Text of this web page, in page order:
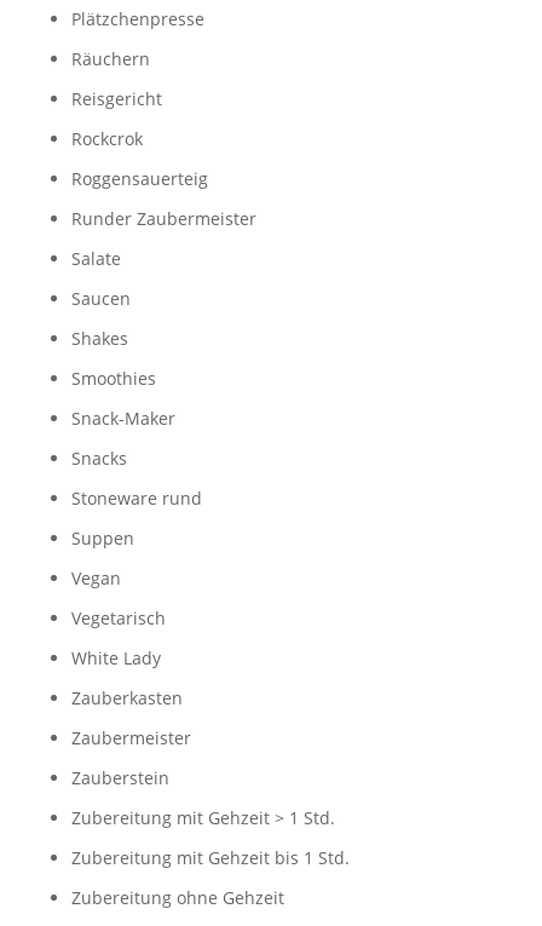
Plätzchenpresse
Räuchern
Reisgericht
Rockcrok
Roggensauerteig
Runder Zaubermeister
Salate
Saucen
Shakes
Smoothies
Snack-Maker
Snacks
Stoneware rund
Suppen
Vegan
Vegetarisch
White Lady
Zauberkasten
Zaubermeister
Zauberstein
Zubereitung mit Gehzeit > 1 Std.
Zubereitung mit Gehzeit bis 1 Std.
Zubereitung ohne Gehzeit